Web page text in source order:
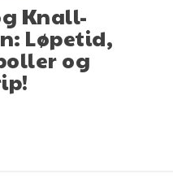
Knall-
Løpetid,
og